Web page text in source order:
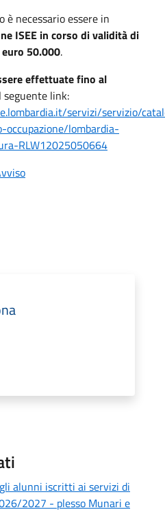
è necessario essere in
ISEE in corso di validità di
50.000.
effettuate fino al
seguente link:
servizi/servizio/
lombardia-
RLW12025050664
alunni iscritti ai servizi di
2027 - plesso Munari e